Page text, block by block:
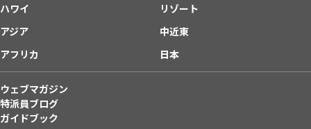
ハワイ
リゾート
アジア
中近東
アフリカ
日本
ウェブマガジン
特派員ブログ
ガイドブック